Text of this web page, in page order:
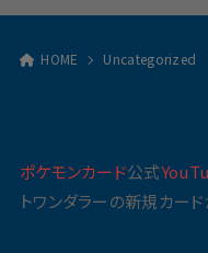
HOME Uncategorized
ポケモンカード公式
トワンダラーの新規カー